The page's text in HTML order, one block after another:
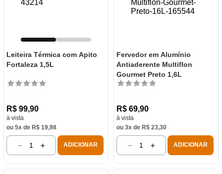
Leiteira Térmica com Apito
Fortaleza 1,5L
R$ 99,90
à vista
ou 5x de R$ 19,98
＋
－ ADICIONAR
Fervedor em Alumínio
Antiaderente Multiflon
Gourmet Preto 1,6L
R$ 69,90
à vista
ou 3x de R$ 23,30
＋
－ ADICIONAR